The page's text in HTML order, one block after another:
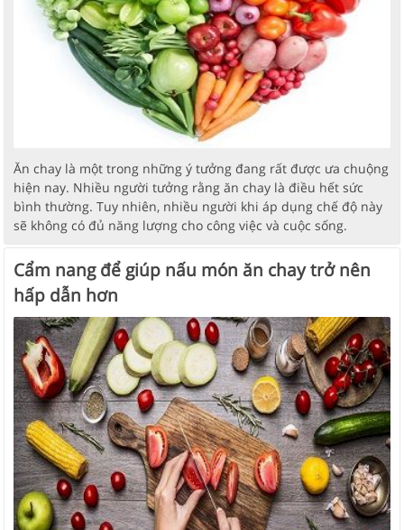
Ăn chay là một trong những ý tưởng đang rất được ưa chuộng
hiện nay. Nhiều người tưởng rằng ăn chay là điều hết sức
bình thường. Tuy nhiên, nhiều người khi áp dụng chế độ này
sẽ không có đủ năng lượng cho công việc và cuộc sống.
Cẩm nang để giúp nấu món ăn chay trở nên
hấp dẫn hơn